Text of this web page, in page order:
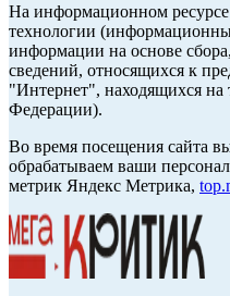
На информационном
технологии
информации на основе
сведений, относящихся к
"Интернет", находящихся на
Федерации).
Во время посещения сайта
обрабатываем ваши
метрик Яндекс Метрика,